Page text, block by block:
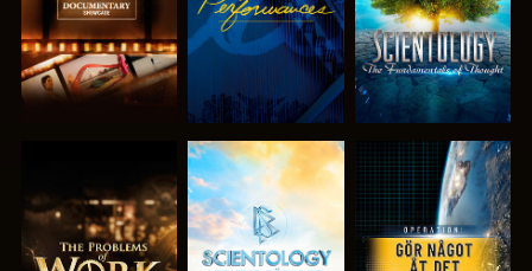
UTFORSKA
SERIEN
UTFORSKA
SERIEN
TITTA